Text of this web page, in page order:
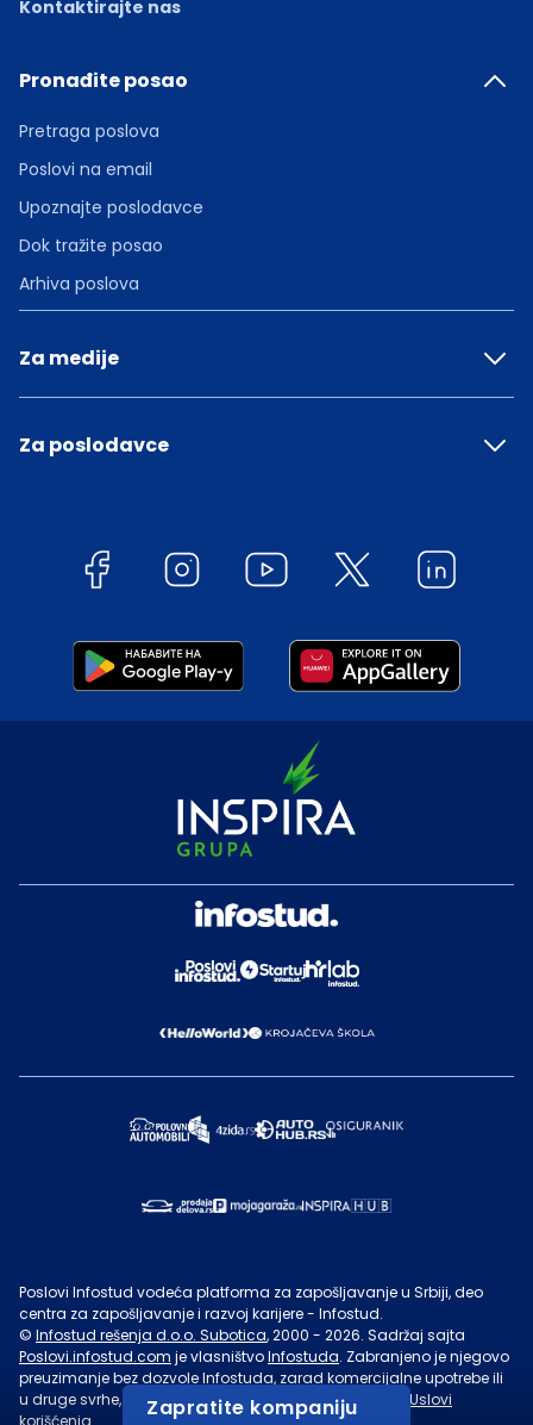
Zapratite kompaniju
Kontaktirajte nas
Pronađite posao
Pretraga poslova
Poslovi na email
Upoznajte poslodavce
Dok tražite posao
Arhiva poslova
Za medije
Za poslodavce
Poslovi Infostud vodeća platforma za zapošljavanje u Srbiji, deo
centra za zapošljavanje i razvoj karijere - Infostud.
© Infostud rešenja d.o.o. Subotica, 2000 - 2026. Sadržaj sajta
Poslovi.infostud.com je vlasništvoInfostuda. Zabranjeno je njegovo
preuzimanje bez dozvoleInfostuda, zarad komercijalne upotrebe ili
u druge svrhe, osim za lične potrebe posetilaca sajta.
Uslovi
korišćenja.